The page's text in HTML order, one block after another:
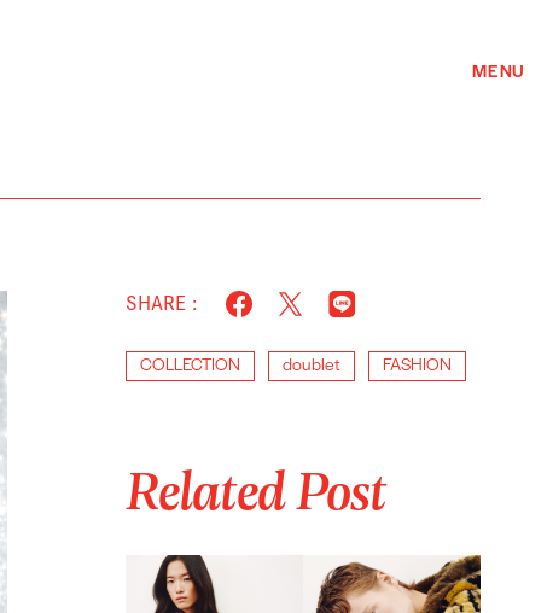
MENU
SHARE :
COLLECTION doublet FASHION
Related Post